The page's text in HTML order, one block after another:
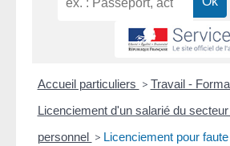
Accueil particuliers > Travail -
Licenciement d'un salarié du
personnel
> Licenciement pour